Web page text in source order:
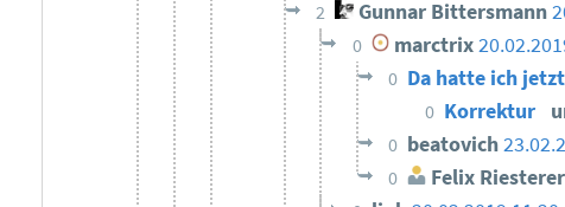
2 Gunnar Bittersmann
0 marctrix
0 Da hatte ich
0 Korrektur
0 beatovich
0 Felix Riesterer